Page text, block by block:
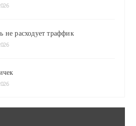
не расходует траффик